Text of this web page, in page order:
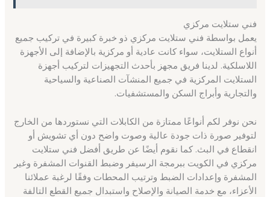
فني ستلايت مركزي
يعمل بواسطة فني ستلايت مركزي ذو خبرة كبيرة في تركيب جميع
أنواع الستلايت، سواء كانت عادية أو مركزية بالإضافة إلى الأجهزة
اللاسلكية. لدينا فريق مجهز بأحدث التجهيزات لتركيب أجهزة
الستلايت المركزية في جميع المنشآت الصناعية والسياحية
والتجارية وأبراج السكن والمستشفيات.
نحن نوفر لكم أنواعًا ممتازة من الكابلات التي نستوردها من الخارج
لتوفير صورة ذات جودة عالية وصوت واضح دون أي تشويش أو
انقطاع في البث. كما نقوم أيضًا عن طريق أفضل فني ستلايت
مركزي في الكويت ببرمجة الرسيفر وضبط القنوات المشفرة وغير
المشفرة وإعدادات الضبط وترتيب المحطات وفقًا لرغبة عملائنا
الأعزاء، مع خدمة الصيانة والإصلاح واستبدال جميع القطع التالفة